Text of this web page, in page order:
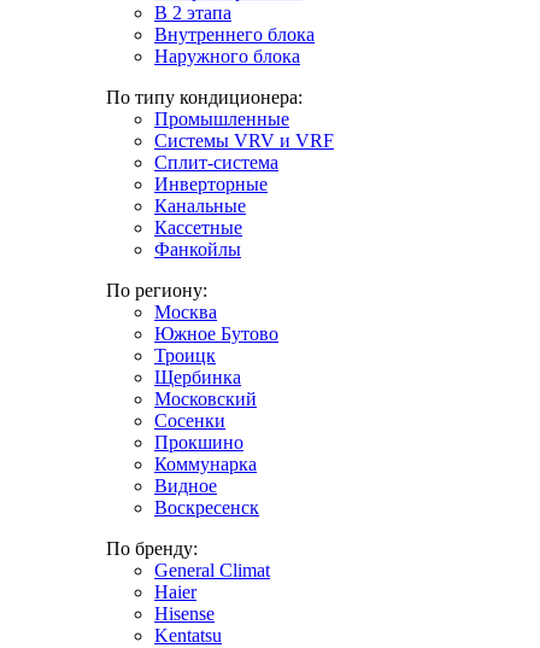
В 2 этапа
Внутреннего блока
Наружного блока
По типу кондиционера:
Промышленные
Системы VRV и VRF
Сплит-система
Инверторные
Канальные
Кассетные
Фанкойлы
По региону:
Москва
Южное Бутово
Троицк
Щербинка
Московский
Сосенки
Прокшино
Коммунарка
Видное
Воскресенск
По бренду:
General Climat
Haier
Hisense
Kentatsu